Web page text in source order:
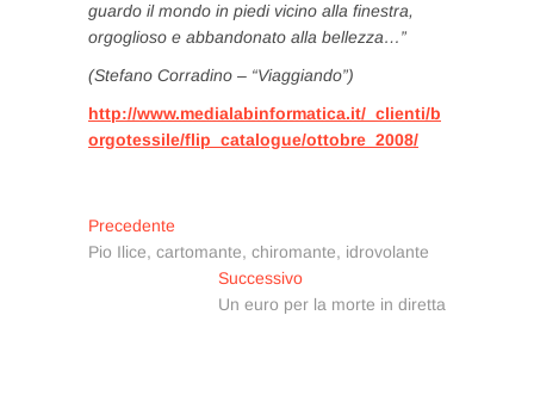
guardo il mondo in piedi vicino alla finestra,
orgoglioso e abbandonato alla bellezza…”
(Stefano Corradino – “Viaggiando”)
http://www.medialabinformatica.it/_clienti/b
orgotessile/flip_catalogue/ottobre_2008/
Navigazione
articoli
Precedente
precedente:
Pio Ilice, cartomante, chiromante, idrovolante
SuccessivoArticolo
successivo:
Un euro per la morte in diretta